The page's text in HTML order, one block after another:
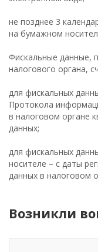
не позднее 3
на бумажном
Фискальные данные,
налогового органа,
для фискальных
Протокола
в налоговом органе
данных;
для фискальных
носителе – с даты
данных в налоговом
Возникли